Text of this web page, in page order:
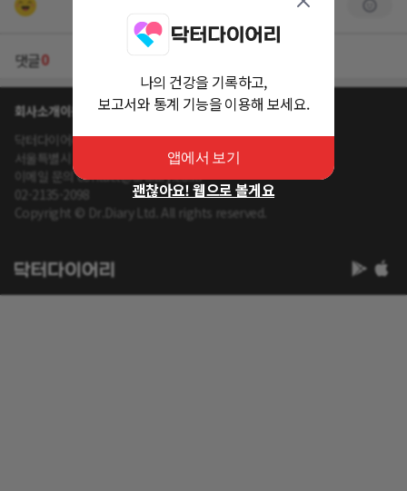
댓글0
회사소개이용약관개인정보 처리방침
닥터다이어리 대표 : 송제윤
서울특별시 강남구 테헤란로 416 연봉빌딩 8층
이메일 문의 contact@drdiary.co.kr
02-2135-2098
Copyright © Dr.Diary Ltd. All rights reserved.
나의 건강을 기록하고,
보고서와 통계 기능을 이용해 보세요.
앱에서 보기
괜찮아요! 웹으로 볼게요